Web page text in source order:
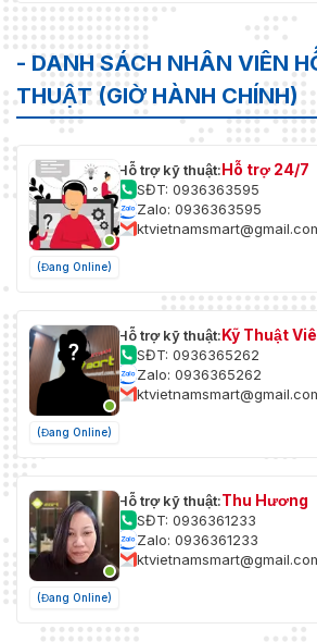
- DANH SÁCH NHÂN VIÊN
THUẬT (GIỜ HÀNH CHÍNH)
(Đang Online)
Hỗ trợ kỹ thuật:Hỗ trợ 24/7
SĐT: 0936363595
Zalo: 0936363595
(Đang Online)
Hỗ trợ kỹ thuật:Kỹ Thuật
SĐT: 0936365262
Zalo: 0936365262
(Đang Online)
Hỗ trợ kỹ thuật:Thu Hương
SĐT: 0936361233
Zalo: 0936361233